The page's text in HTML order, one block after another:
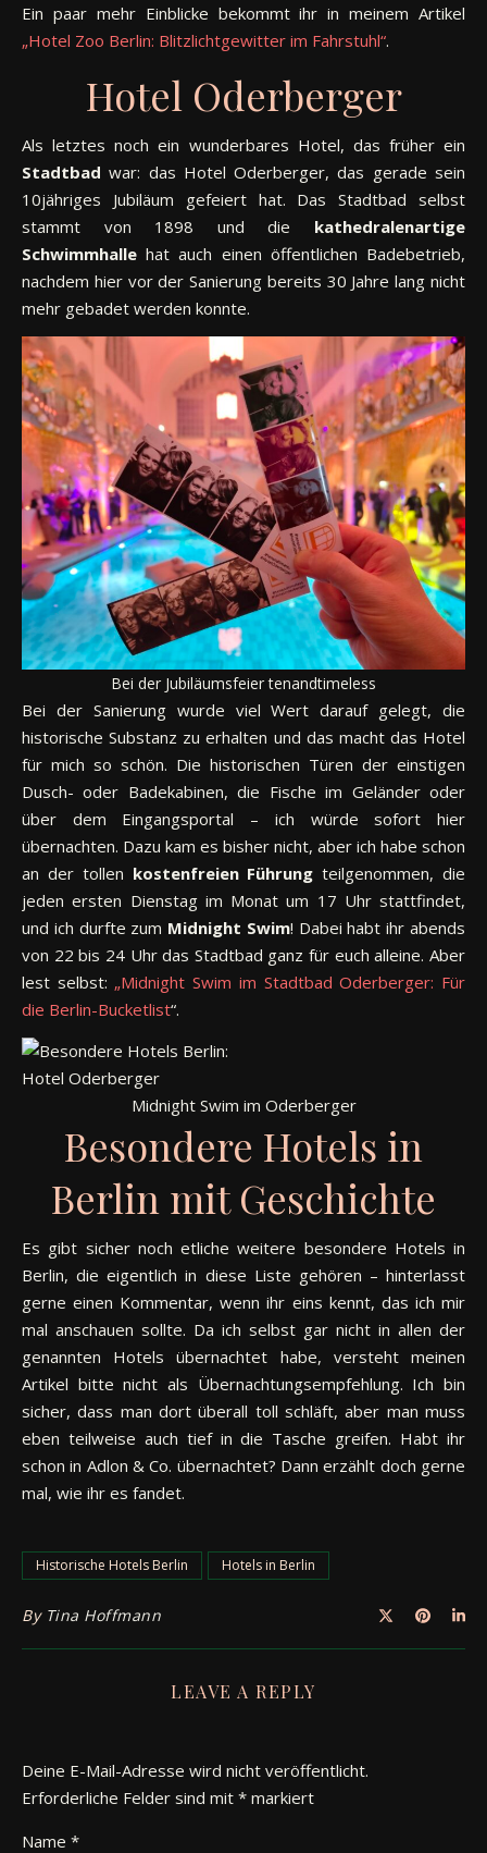
Ein paar mehr Einblicke bekommt ihr in meinem Artikel
„Hotel Zoo Berlin: Blitzlichtgewitter im Fahrstuhl“.
Hotel Oderberger
Als letztes noch ein wunderbares Hotel, das früher ein
Stadtbad war: das Hotel Oderberger, das gerade sein
10jähriges Jubiläum gefeiert hat. Das Stadtbad selbst
stammt von 1898 und die kathedralenartige
Schwimmhalle hat auch einen öffentlichen Badebetrieb,
nachdem hier vor der Sanierung bereits 30 Jahre lang nicht
mehr gebadet werden konnte.
Bei der Jubiläumsfeier tenandtimeless
Bei der Sanierung wurde viel Wert darauf gelegt, die
historische Substanz zu erhalten und das macht das Hotel
für mich so schön. Die historischen Türen der einstigen
Dusch- oder Badekabinen, die Fische im Geländer oder
über dem Eingangsportal – ich würde sofort hier
übernachten. Dazu kam es bisher nicht, aber ich habe schon
an der tollen kostenfreien Führung teilgenommen, die
jeden ersten Dienstag im Monat um 17 Uhr stattfindet,
und ich durfte zum Midnight Swim! Dabei habt ihr abends
von 22 bis 24 Uhr das Stadtbad ganz für euch alleine. Aber
lest selbst: „Midnight Swim im Stadtbad Oderberger: Für
die Berlin-Bucketlist“.
Midnight Swim im Oderberger
Besondere Hotels in
Berlin mit Geschichte
Es gibt sicher noch etliche weitere besondere Hotels in
Berlin, die eigentlich in diese Liste gehören – hinterlasst
gerne einen Kommentar, wenn ihr eins kennt, das ich mir
mal anschauen sollte. Da ich selbst gar nicht in allen der
genannten Hotels übernachtet habe, versteht meinen
Artikel bitte nicht als Übernachtungsempfehlung. Ich bin
sicher, dass man dort überall toll schläft, aber man muss
eben teilweise auch tief in die Tasche greifen. Habt ihr
schon in Adlon & Co. übernachtet? Dann erzählt doch gerne
mal, wie ihr es fandet.
Historische Hotels Berlin Hotels in Berlin
By Tina Hoffmann
LEAVE A REPLY
Deine E-Mail-Adresse wird nicht veröffentlicht.
Erforderliche Felder sind mit * markiert
Name *